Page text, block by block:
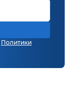
Политики